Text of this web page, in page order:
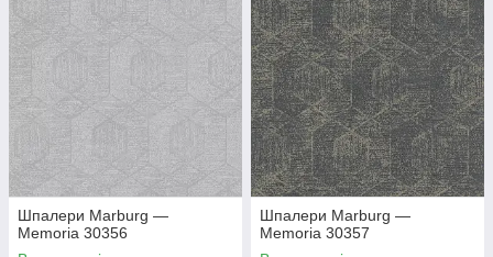
Шпалери Marburg —
Memoria 30356
Шпалери Marburg —
Memoria 30357